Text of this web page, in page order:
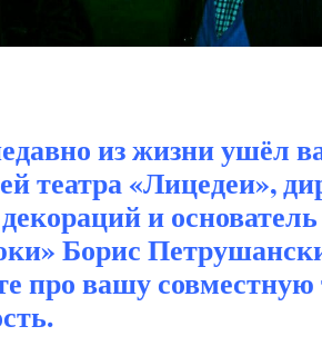
из жизни ушёл
театра «Лицедеи»,
и
Борис
про вашу